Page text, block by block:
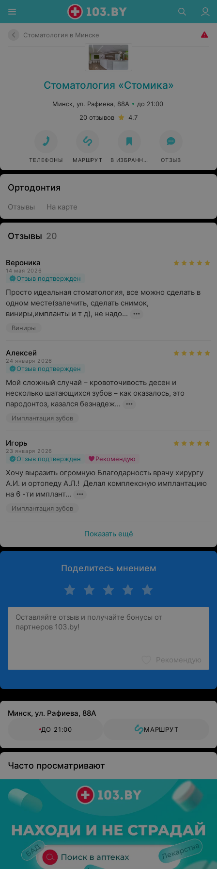
Стоматология в Минске
Стоматология «Стомика»
Минск, ул. Рафиева, 88А
до 21:00
20 отзывов
4.7
ТЕЛЕФОНЫ МАРШРУТ В ИЗБРАННОЕ ОТЗЫВ
Ортодонтия
Отзывы На карте
Отзывы 20
Вероника
14 мая 2026
Отзыв подтвержден
Просто идеальная стоматология, все можно сделать в
одном месте(залечить, сделать снимок,
виниры,импланты и т д), не надо...
Виниры
Алексей
24 января 2026
Отзыв подтвержден
Мой сложный случай – кровоточивость десен и
несколько шатающихся зубов – как оказалось, это
пародонтоз, казался безнадеж...
Имплантация зубов
Игорь
23 января 2026
Отзыв подтвержден Рекомендую
Хочу выразить огромную Благодарность врачу хирургу
А.И. и ортопеду А.Л.!  Делал комплексную имплантацию
на 6 -ти имплант...
Имплантация зубов
Показать ещё
Поделитесь мнением
Рекомендую
Минск, ул. Рафиева, 88А
ДО 21:00 МАРШРУТ
Часто просматривают